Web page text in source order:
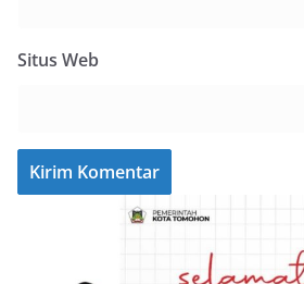
Situs Web